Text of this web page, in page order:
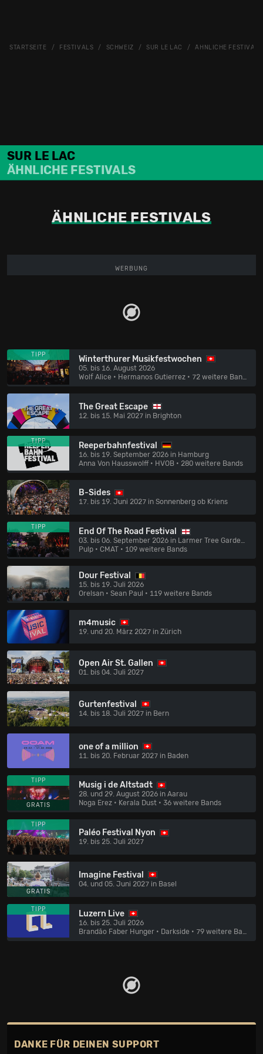
STARTSEITE FESTIVALS SCHWEIZ SUR LE LAC ÄHNLICHE FESTIVALS
SUR LE LAC
ÄHNLICHE FESTIVALS
ÄHNLICHE FESTIVALS
WERBUNG
TIPP Winterthurer Musikfestwochen
05. bis 16. August 2026
Wolf Alice • Hermanos Gutierrez • 72 weitere Bands
The Great Escape
12. bis 15. Mai 2027 in Brighton
TIPP Reeperbahnfestival
16. bis 19. September 2026 in Hamburg
Anna Von Hausswolff • HVOB • 280 weitere Bands
B-Sides
17. bis 19. Juni 2027 in Sonnenberg ob Kriens
TIPP End Of The Road Festival
03. bis 06. September 2026 in Larmer Tree Gardens
Pulp • CMAT • 109 weitere Bands
Dour Festival
15. bis 19. Juli 2026
Orelsan • Sean Paul • 119 weitere Bands
m4music
19. und 20. März 2027 in Zürich
Open Air St. Gallen
01. bis 04. Juli 2027
Gurtenfestival
14. bis 18. Juli 2027 in Bern
one of a million
11. bis 20. Februar 2027 in Baden
TIPP
GRATIS
Musig i de Altstadt
28. und 29. August 2026 in Aarau
Noga Erez • Kerala Dust • 36 weitere Bands
TIPP
Paléo Festival Nyon
19. bis 25. Juli 2027
GRATIS
Imagine Festival
04. und 05. Juni 2027 in Basel
TIPP Luzern Live
16. bis 25. Juli 2026
Brandão Faber Hunger • Darkside • 79 weitere Bands
DANKE FÜR DEINEN SUPPORT